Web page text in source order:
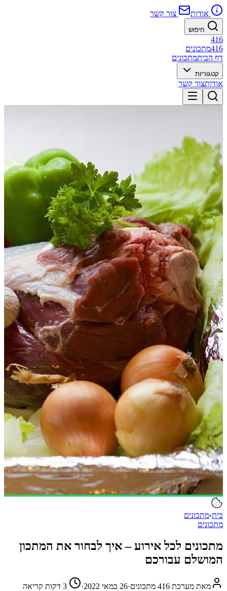
אודות צור קשר
חיפוש
416
416מתכונים
דף הביתמתכונים
קטגוריות
אודותצור קשר
בית›מתכונים
מתכונים
מתכונים לכל אירוע – איך לבחור את המתכון
המושלם עבורכם
מאת מערכת 416 מתכונים ·26 במאי 2022 ·
3 דקות קריאה